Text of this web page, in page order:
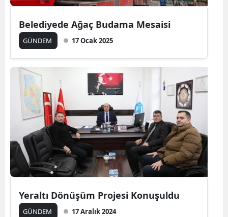
Belediyede Ağaç Budama Mesaisi
GÜNDEM 17 Ocak 2025
Yeraltı Dönüşüm Projesi Konuşuldu
GÜNDEM 17 Aralık 2024